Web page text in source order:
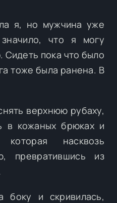
я, но мужчина уже
что я могу
Сидеть пока что было
тоже была ранена. В
верхнюю рубаху,
в кожаных брюках и
насквозь
превратившись из
боку и скривилась,